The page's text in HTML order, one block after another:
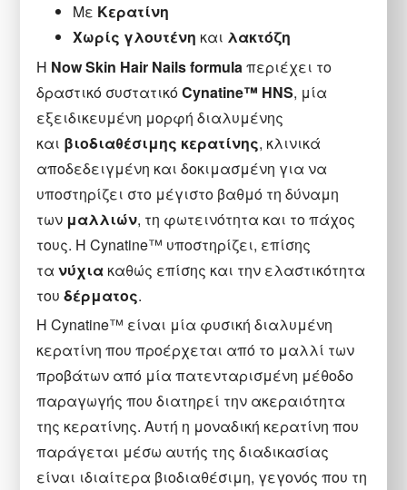
Με Κερατίνη
Χωρίς γλουτένη και λακτόζη
H Now Skin Hair Nailsformulaπεριέχει το
δραστικό συστατικόCynatine™ ΗΝS, μία
εξειδικευμένη μορφή διαλυμένης
και βιοδιαθέσιμης κερατίνης, κλινικά
αποδεδειγμένη και δοκιμασμένη για να
υποστηρίζει στο μέγιστο βαθμό τη δύναμη
των μαλλιών, τη φωτεινότητα και το πάχος
τους. Η Cynatine™ υποστηρίζει, επίσης
τανύχια καθώς επίσης και την ελαστικότητα
τουδέρματος.
Η Cynatine™ είναι μία φυσική διαλυμένη
κερατίνη που προέρχεται από το μαλλί των
προβάτων από μία πατενταρισμένη μέθοδο
παραγωγής που διατηρεί την ακεραιότητα
της κερατίνης. Αυτή η μοναδική κερατίνη που
παράγεται μέσω αυτής της διαδικασίας
είναι ιδιαίτερα βιοδιαθέσιμη, γεγονός που τη